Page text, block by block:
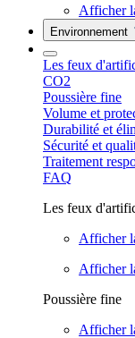
Afficher
Environnement
Les feux
CO2
Poussière fine
Volume et
Durabilité et
Sécurité et
Traitement
FAQ
Les feux
Afficher
Afficher
Poussière fine
Afficher